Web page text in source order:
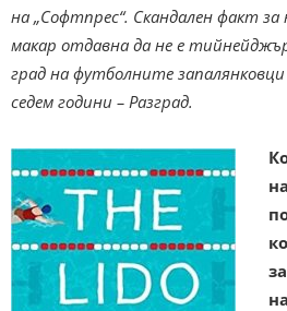
на „Софтпрес“. Скандален факт за
макар отдавна да не е
град на футболните
седем години – Разград.